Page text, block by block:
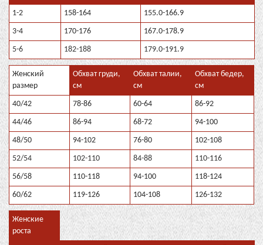
1-2 158-164 155.0-166.9
3-4 170-176 167.0-178.9
5-6 182-188 179.0-191.9
Женский
размер
Обхват груди,
см
Обхват талии,
см
Обхват бедер,
см
40/42 78-86 60-64 86-92
44/46 86-94 68-72 94-100
48/50 94-102 76-80 102-108
52/54 102-110 84-88 110-116
56/58 110-118 94-100 118-124
60/62 119-126 104-108 126-132
Женские
роста